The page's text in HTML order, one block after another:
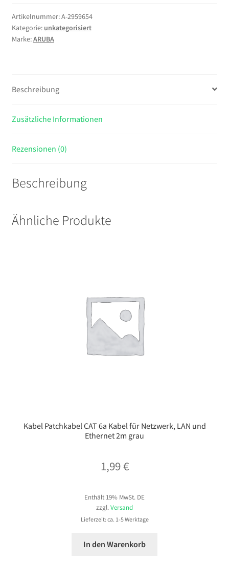
LC
SX
500m
Artikelnummer:A-2959654
Kategorie: unkategorisiert
Marke:ARUBA
Beschreibung
Zusätzliche Informationen
Rezensionen (0)
Beschreibung
Ähnliche Produkte
Kabel Patchkabel CAT 6a Kabel für Netzwerk, LAN und
Ethernet 2m grau
1,99€
Enthält 19% MwSt. DE
zzgl. Versand
Lieferzeit: ca. 1-5 Werktage
In den Warenkorb